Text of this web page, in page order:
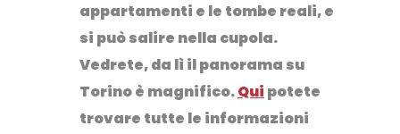
appartamenti e le tombe reali, e
si può salire nella cupola.
Vedrete, da lì il panorama su
Torino è magnifico.Qui potete
trovare tutte le informazioni